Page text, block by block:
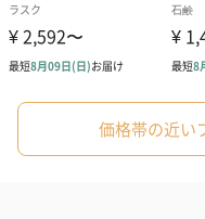
ロジック フォーミング
価格帯の近い